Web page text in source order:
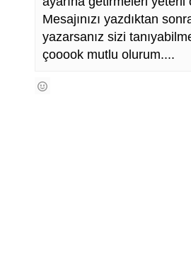
Mesajınızı yazdıktan
yazarsanız sizi
çooook mutlu olurum....